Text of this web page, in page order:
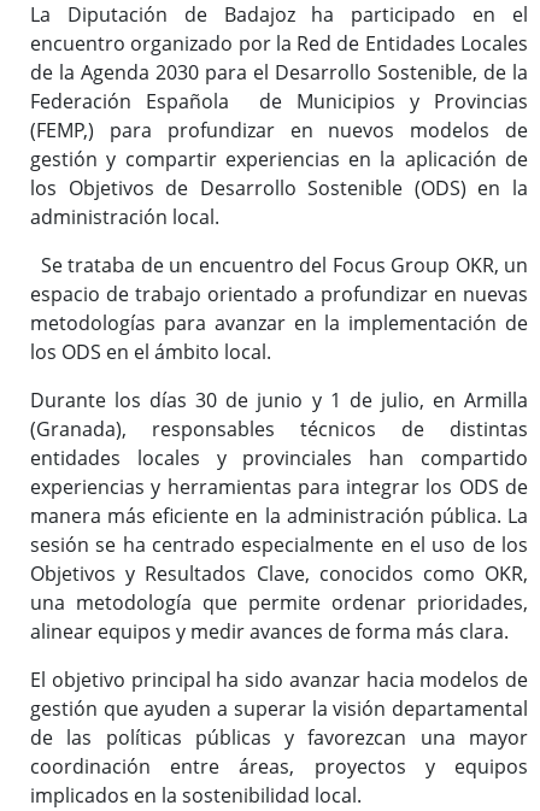
La Diputación de Badajoz ha participado en el
encuentro organizado por la Red de Entidades Locales
de la Agenda 2030 para el Desarrollo Sostenible, de la
Federación Española de Municipios y Provincias
(FEMP,) para profundizar en nuevos modelos de
gestión y compartir experiencias en la aplicación de
los Objetivos de Desarrollo Sostenible (ODS) en la
administración local.
Se trataba de un encuentro del Focus Group OKR, un
espacio de trabajo orientado a profundizar en nuevas
metodologías para avanzar en la implementación de
los ODS en el ámbito local.
Durante los días 30 de junio y 1 de julio, en Armilla
(Granada), responsables técnicos de distintas
entidades locales y provinciales han compartido
experiencias y herramientas para integrar los ODS de
manera más eficiente en la administración pública. La
sesión se ha centrado especialmente en el uso de los
Objetivos y Resultados Clave, conocidos como OKR,
una metodología que permite ordenar prioridades,
alinear equipos y medir avances de forma más clara.
El objetivo principal ha sido avanzar hacia modelos de
gestión que ayuden a superar la visión departamental
de las políticas públicas y favorezcan una mayor
coordinación entre áreas, proyectos y equipos
implicados en la sostenibilidad local.